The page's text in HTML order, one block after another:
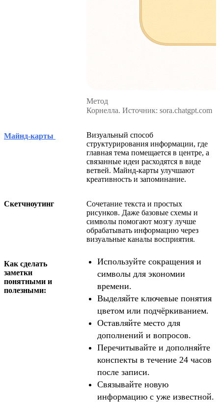
Метод
Корнелла. Источник: sora.chatgpt.com
Майнд-карты
Визуальный способ
структурирования информации, где
главная тема помещается в центре, а
связанные идеи расходятся в виде
ветвей. Майнд-карты улучшают
креативность и запоминание.
Скетчноутинг
Сочетание текста и простых
рисунков. Даже базовые схемы и
символы помогают мозгу лучше
обрабатывать информацию через
визуальные каналы восприятия.
Как сделать
заметки
понятными и
полезными:
Используйте сокращения и
символы для экономии
времени.
Выделяйте ключевые понятия
цветом или подчёркиванием.
Оставляйте место для
дополнений и вопросов.
Перечитывайте и дополняйте
конспекты в течение 24 часов
после записи.
Связывайте новую
информацию с уже известной.